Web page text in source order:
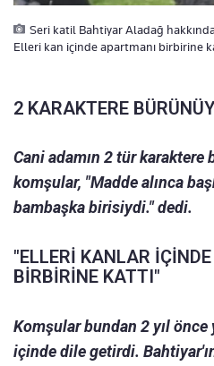
Seri katil Bahtiyar Aladağ
Elleri kan içinde apartmanı birbirine
2 KARAKTERE
Cani adamın 2 tür
komşular, "Madde alınca
bambaşka birisiydi." dedi.
"ELLERİ KANLAR
BİRBİRİNE KATTI"
Komşular bundan 2 yıl önce
içinde dile getirdi.